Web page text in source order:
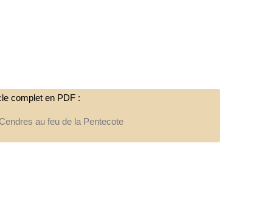
complet en PDF :
au feu de la Pentecote